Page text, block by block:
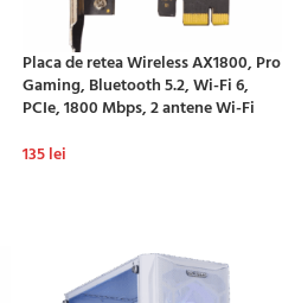
Placa de retea Wireless AX1800, Pro
Gaming, Bluetooth 5.2, Wi-Fi 6,
PCIe, 1800 Mbps, 2 antene Wi-Fi
135lei